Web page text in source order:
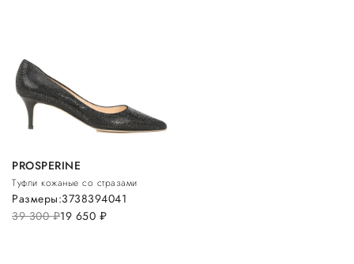
PROSPERINE
Туфли кожаные со стразами
39 300руб.19 650 руб.
Размеры:3738394041